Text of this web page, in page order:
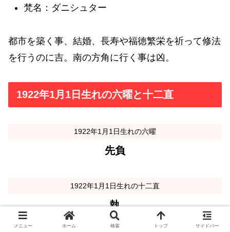
梵名：ダニシュター
都市を築く事、結婚、長寿や福徳繁栄を祈って修法
を行うのに吉。南の方角に行く事は凶。
1922年1月1日生れの六曜と十二直
1922年1月1日生れの六曜
先負
1922年1月1日生れの十二直
執
メニュー ホーム 検索 トップ サイドバー